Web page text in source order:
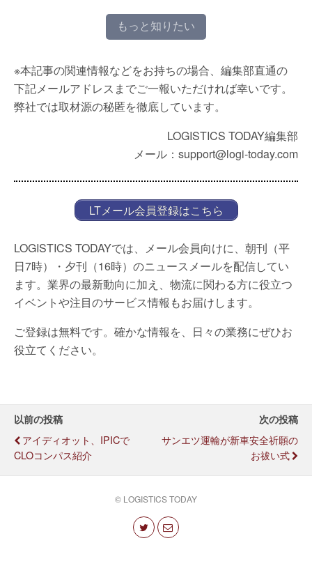
もっと知りたい
※本記事の関連情報などをお持ちの場合、編集部直通の
下記メールアドレスまでご一報いただければ幸いです。
弊社では取材源の秘匿を徹底しています。
LOGISTICS TODAY編集部
メール：support@logi-today.com
LTメール会員登録はこちら
LOGISTICS TODAYでは、メール会員向けに、朝刊（平
日7時）・夕刊（16時）のニュースメールを配信してい
ます。業界の最新動向に加え、物流に関わる方に役立つ
イベントや注目のサービス情報もお届けします。
ご登録は無料です。確かな情報を、日々の業務にぜひお
役立てください。
以前の投稿
アイディオット、IPICで
CLOコンパス紹介
次の投稿
サンエツ運輸が新車安全祈願の
お祓い式
© LOGISTICS TODAY